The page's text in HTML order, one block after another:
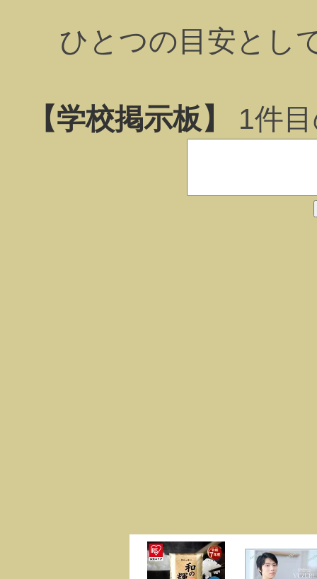
ひとつの目安とし
【学校掲示板】 1件